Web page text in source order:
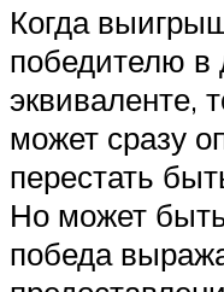
Когда
победителю в
эквиваленте,
может сразу
перестать
Но может
победа